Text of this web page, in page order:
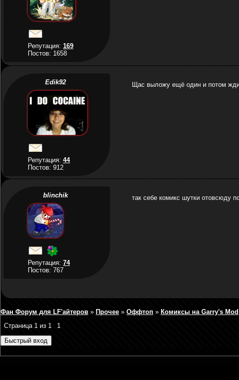
Репутация:169
Постов: 1658
Edik92
Репутация:44
Постов: 912
Щас выложу ещё один и потом
blinchik
Репутация:74
Постов: 767
так себе комикс шутки отовсюду
Фан Форум для LF'айтеров » Прочее » Оффтоп » Комиксы на Garry's Mod
Страница 1 из 1
1